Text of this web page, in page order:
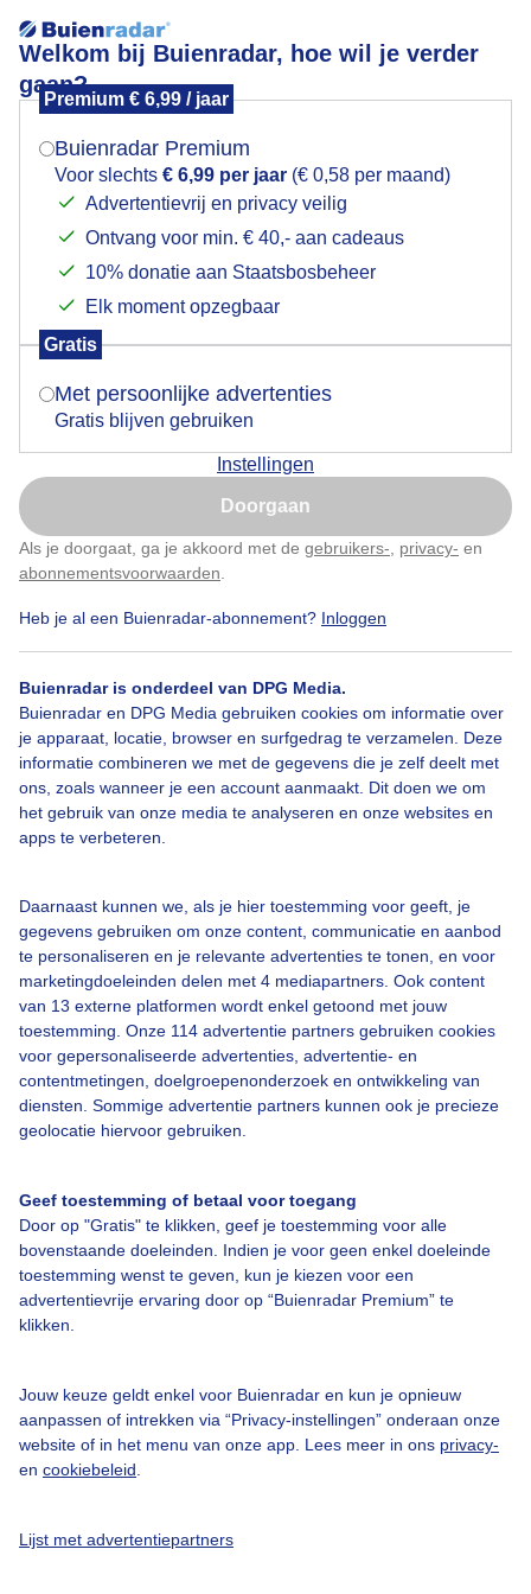
Welkom bij Buienradar, hoe wil je verder
gaan?
Premium € 6,99 / jaar
Buienradar Premium
Voor slechts € 6,99 per jaar (€ 0,58 per maand)
Advertentievrij en privacy veilig
Ontvang voor min. € 40,- aan cadeaus
10% donatie aan Staatsbosbeheer
Elk moment opzegbaar
Gratis
Met persoonlijke advertenties
Gratis blijven gebruiken
Instellingen
Doorgaan
Als je doorgaat, ga je akkoord met de gebruikers- privacy- en
abonnementsvoorwaarden
Heb je al een Buienradar-abonnement? Inloggen
Buienradar is onderdeel van DPG Media.
Buienradar en DPG Media gebruiken cookies om informatie over
je apparaat, locatie, browser en surfgedrag te verzamelen. Deze
informatie combineren we met de gegevens die je zelf deelt met
ons, zoals wanneer je een account aanmaakt. Dit doen we om
het gebruik van onze media te analyseren en onze websites en
apps te verbeteren.
Daarnaast kunnen we, als je hier toestemming voor geeft, je
gegevens gebruiken om onze content, communicatie en aanbod
te personaliseren en je relevante advertenties te tonen, en voor
marketingdoeleinden delen met 4 mediapartners. Ook content
van 13 externe platformen wordt enkel getoond met jouw
toestemming. Onze 114 advertentie partners gebruiken cookies
voor gepersonaliseerde advertenties, advertentie- en
contentmetingen, doelgroepenonderzoek en ontwikkeling van
diensten. Sommige advertentie partners kunnen ook je precieze
geolocatie hiervoor gebruiken.
Geef toestemming of betaal voor toegang
Door op "Gratis" te klikken, geef je toestemming voor alle
bovenstaande doeleinden. Indien je voor geen enkel doeleinde
toestemming wenst te geven, kun je kiezen voor een
advertentievrije ervaring door op “Buienradar Premium” te
klikken.
Jouw keuze geldt enkel voor Buienradar en kun je opnieuw
aanpassen of intrekken via “Privacy-instellingen” onderaan onze
website of in het menu van onze app. Lees meer in ons privacy-
en cookiebeleid
Lijst met advertentiepartners
Ondergaande zon in Spanje
Ondergaande zon met een temperatuur van 32
graden maar liefst!!!
Door: margreet van Belgum Gemaakt: 03-06-2026, 20x bekeken
Zon Zonsondergang Wolken
Bekijk slideshow
Een moment geduld aub...
Bedrijfsgegevens
Veelgestelde vragen
Contact
Gebruikersvoorwaarden
Adverteren
Mogen we je locatie gebruiken voor het
Indien je hier nog geen akkoord op hebt gegeven,
verschijnt er zo een pop-up uit je browser waarin
Is goed, toon de popup
Nu niet, misschien later
Klik hierom dit aan te passen